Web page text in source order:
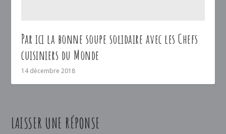
Par ici la bonne soupe solidaire avec les Chefs
cuisiniers du Monde
14 décembre 2018
LAISSER UNE RÉPONSE